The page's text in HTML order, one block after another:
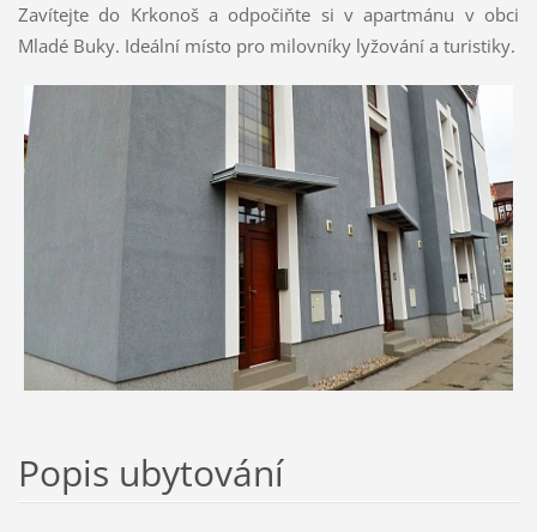
Zavítejte do Krkonoš a odpočiňte si v apartmánu v obci
Mladé Buky. Ideální místo pro milovníky lyžování a turistiky.
Popis ubytování